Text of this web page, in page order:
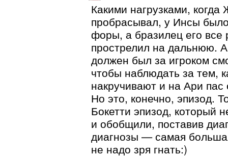
Какими нагрузками,
пробрасывал, у Инсы
форы, а бразилец его все
прострелил на дальнюю.
должен был за игроком
чтобы наблюдать за тем,
накручивают и на Ари пас
Но это, конечно, эпизод.
Бокетти эпизод, который
и обобщили, поставив
диагнозы — самая
не надо зря гнать:)